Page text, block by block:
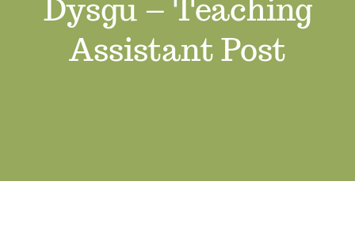
Swyddi Gwag
Dysgu – Teaching
Assistant Post